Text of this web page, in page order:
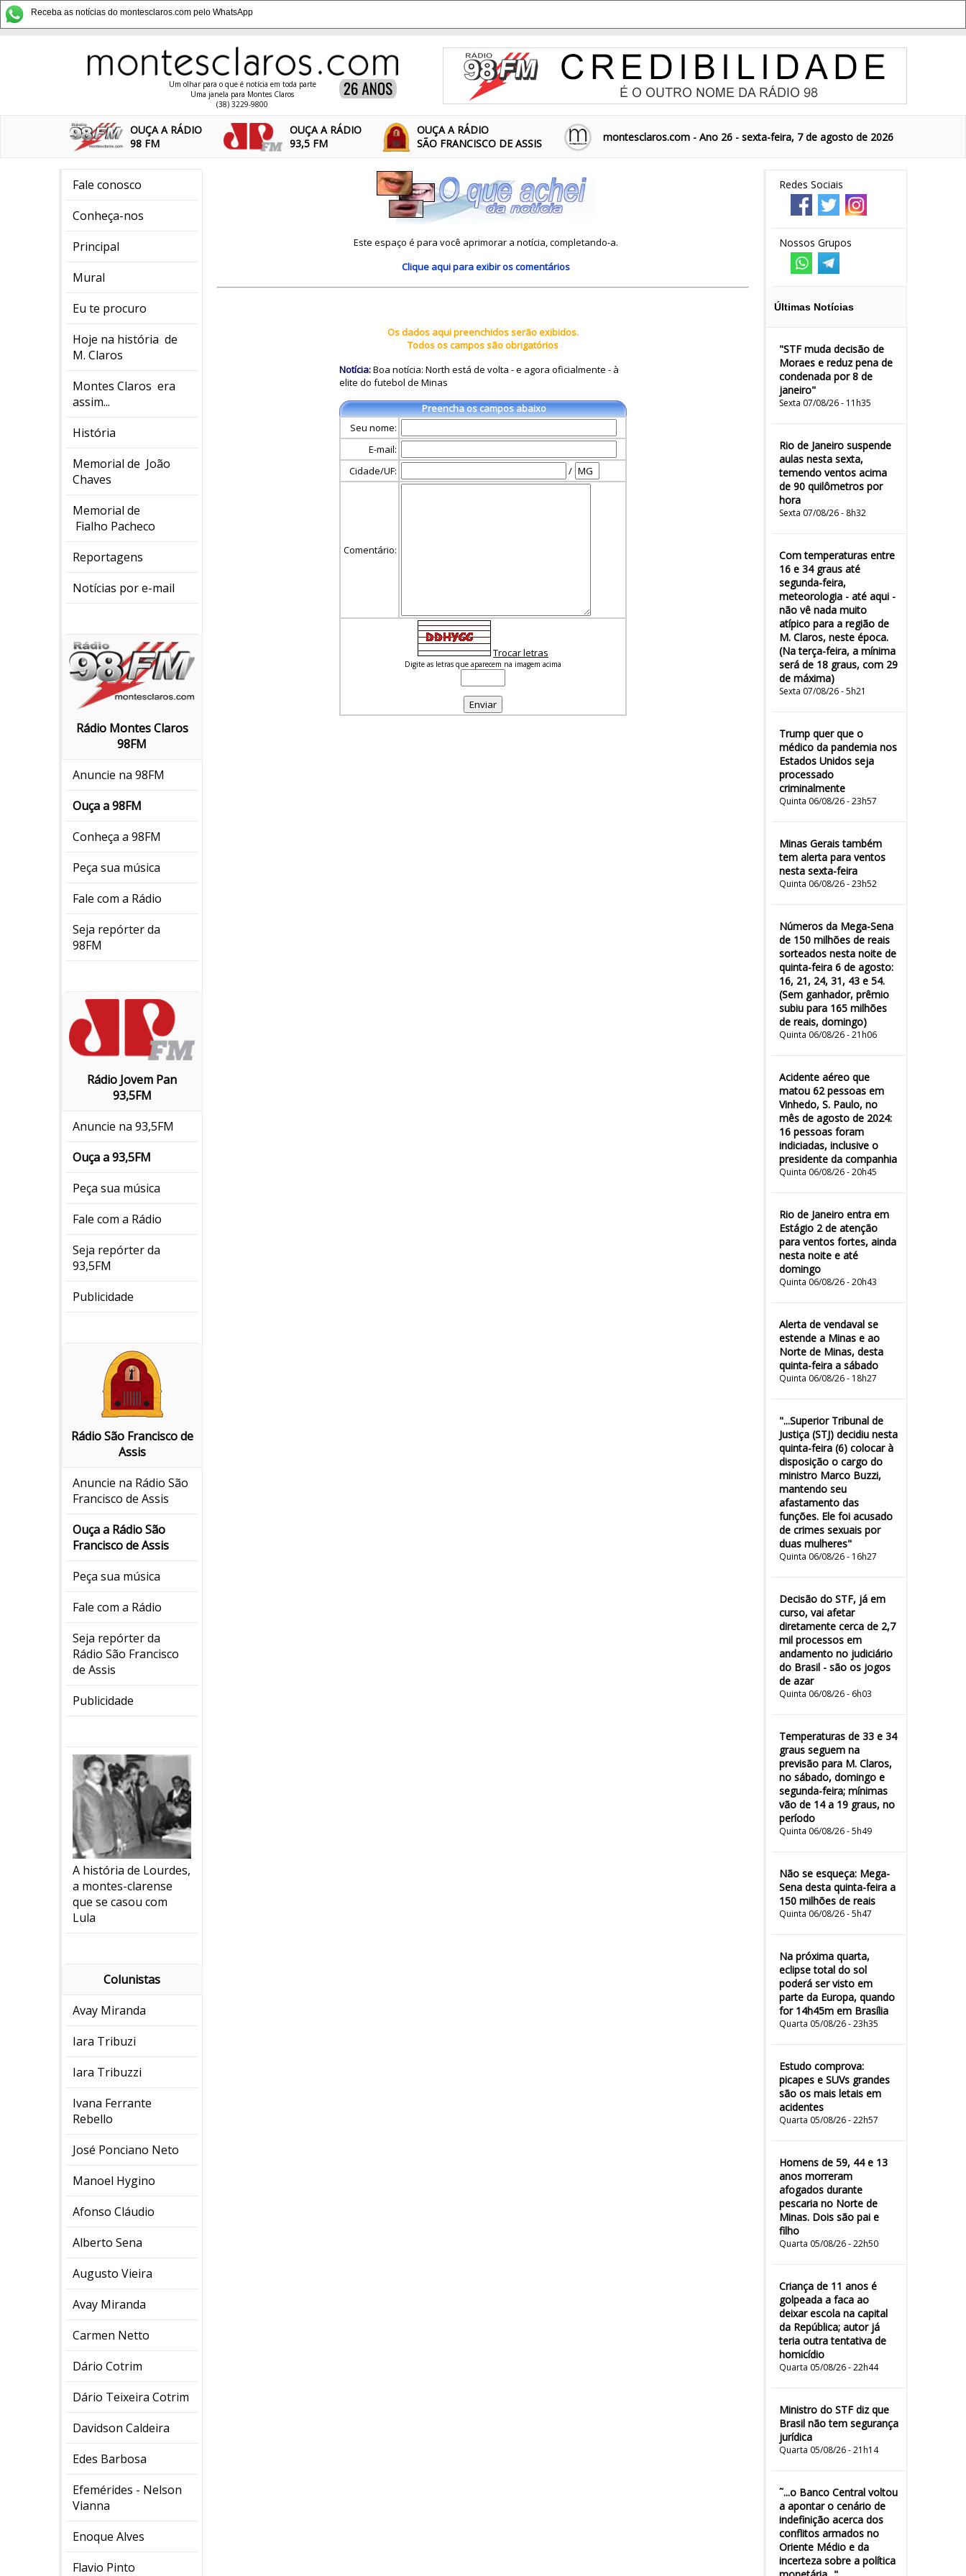
Receba as notícias do montesclaros.com pelo WhatsApp
Um olhar para o que é notícia em toda parte
Uma janela para Montes Claros
(38) 3229-9800
OUÇA A RÁDIO
98 FM
OUÇA A RÁDIO
93,5 FM
OUÇA A RÁDIO
SÃO FRANCISCO DE ASSIS
montesclaros.com - Ano 26 - sexta-feira, 7 de agosto de 2026
Fale conosco
Conheça-nos
Principal
Mural
Eu te procuro
Hoje na história de
M. Claros
Montes Claros era
assim...
História
Memorial de João
Chaves
Memorial de
Fialho Pacheco
Reportagens
Notícias por e-mail
Rádio Montes Claros
98FM
Anuncie na 98FM
Ouça a 98FM
Conheça a 98FM
Peça sua música
Fale com a Rádio
Seja repórter da
98FM
Rádio Jovem Pan
93,5FM
Anuncie na 93,5FM
Ouça a 93,5FM
Peça sua música
Fale com a Rádio
Seja repórter da
93,5FM
Publicidade
Rádio São Francisco de
Assis
Anuncie na Rádio São
Francisco de Assis
Ouça a Rádio São
Francisco de Assis
Peça sua música
Fale com a Rádio
Seja repórter da
Rádio São Francisco
de Assis
Publicidade
A história de Lourdes,
a montes-clarense
que se casou com
Lula
Colunistas
Avay Miranda
Iara Tribuzi
Iara Tribuzzi
Ivana Ferrante
Rebello
José Ponciano Neto
Manoel Hygino
Afonso Cláudio
Alberto Sena
Augusto Vieira
Avay Miranda
Carmen Netto
Dário Cotrim
Dário Teixeira Cotrim
Davidson Caldeira
Edes Barbosa
Efemérides - Nelson
Vianna
Enoque Alves
Flavio Pinto
Redes Sociais
Nossos Grupos
Últimas Notícias
"STF muda decisão de
Moraes e reduz pena de
condenada por 8 de
janeiro"
Sexta 07/08/26 - 11h35
Rio de Janeiro suspende
aulas nesta sexta,
temendo ventos acima
de 90 quilômetros por
hora
Sexta 07/08/26 - 8h32
Com temperaturas entre
16 e 34 graus até
segunda-feira,
meteorologia - até aqui -
não vê nada muito
atípico para a região de
M. Claros, neste época.
(Na terça-feira, a mínima
será de 18 graus, com 29
de máxima)
Sexta 07/08/26 - 5h21
Trump quer que o
médico da pandemia nos
Estados Unidos seja
processado
criminalmente
Quinta 06/08/26 - 23h57
Minas Gerais também
tem alerta para ventos
nesta sexta-feira
Quinta 06/08/26 - 23h52
Números da Mega-Sena
de 150 milhões de reais
sorteados nesta noite de
quinta-feira 6 de agosto:
16, 21, 24, 31, 43 e 54.
(Sem ganhador, prêmio
subiu para 165 milhões
de reais, domingo)
Quinta 06/08/26 - 21h06
Acidente aéreo que
matou 62 pessoas em
Vinhedo, S. Paulo, no
mês de agosto de 2024:
16 pessoas foram
indiciadas, inclusive o
presidente da companhia
Quinta 06/08/26 - 20h45
Rio de Janeiro entra em
Estágio 2 de atenção
para ventos fortes, ainda
nesta noite e até
domingo
Quinta 06/08/26 - 20h43
Alerta de vendaval se
estende a Minas e ao
Norte de Minas, desta
quinta-feira a sábado
Quinta 06/08/26 - 18h27
"...Superior Tribunal de
Justiça (STJ) decidiu nesta
quinta-feira (6) colocar à
disposição o cargo do
ministro Marco Buzzi,
mantendo seu
afastamento das
funções. Ele foi acusado
de crimes sexuais por
duas mulheres"
Quinta 06/08/26 - 16h27
Decisão do STF, já em
curso, vai afetar
diretamente cerca de 2,7
mil processos em
andamento no judiciário
do Brasil - são os jogos
de azar
Quinta 06/08/26 - 6h03
Temperaturas de 33 e 34
graus seguem na
previsão para M. Claros,
no sábado, domingo e
segunda-feira; mínimas
vão de 14 a 19 graus, no
período
Quinta 06/08/26 - 5h49
Não se esqueça: Mega-
Sena desta quinta-feira a
150 milhões de reais
Quinta 06/08/26 - 5h47
Na próxima quarta,
eclipse total do sol
poderá ser visto em
parte da Europa, quando
for 14h45m em Brasília
Quarta 05/08/26 - 23h35
Estudo comprova:
picapes e SUVs grandes
são os mais letais em
acidentes
Quarta 05/08/26 - 22h57
Homens de 59, 44 e 13
anos morreram
afogados durante
pescaria no Norte de
Minas. Dois são pai e
filho
Quarta 05/08/26 - 22h50
Criança de 11 anos é
golpeada a faca ao
deixar escola na capital
da República; autor já
teria outra tentativa de
homicídio
Quarta 05/08/26 - 22h44
Ministro do STF diz que
Brasil não tem segurança
jurídica
Quarta 05/08/26 - 21h14
˜...o Banco Central voltou
a apontar o cenário de
indefinição acerca dos
conflitos armados no
Oriente Médio e da
incerteza sobre a política
Este espaço é para você aprimorar a notícia, completando-a.
Clique aquipara exibir os comentários
Os dados aqui preenchidos serão exibidos.
Todos os campos são obrigatórios
Notícia:Boa notícia: North está de volta - e agora oficialmente - à
elite do futebol de Minas
Preencha os campos abaixo
Seu nome:
E-mail:
Cidade/UF:
/
Comentário:
Trocar letras
Digite as letras que aparecem na imagem acima